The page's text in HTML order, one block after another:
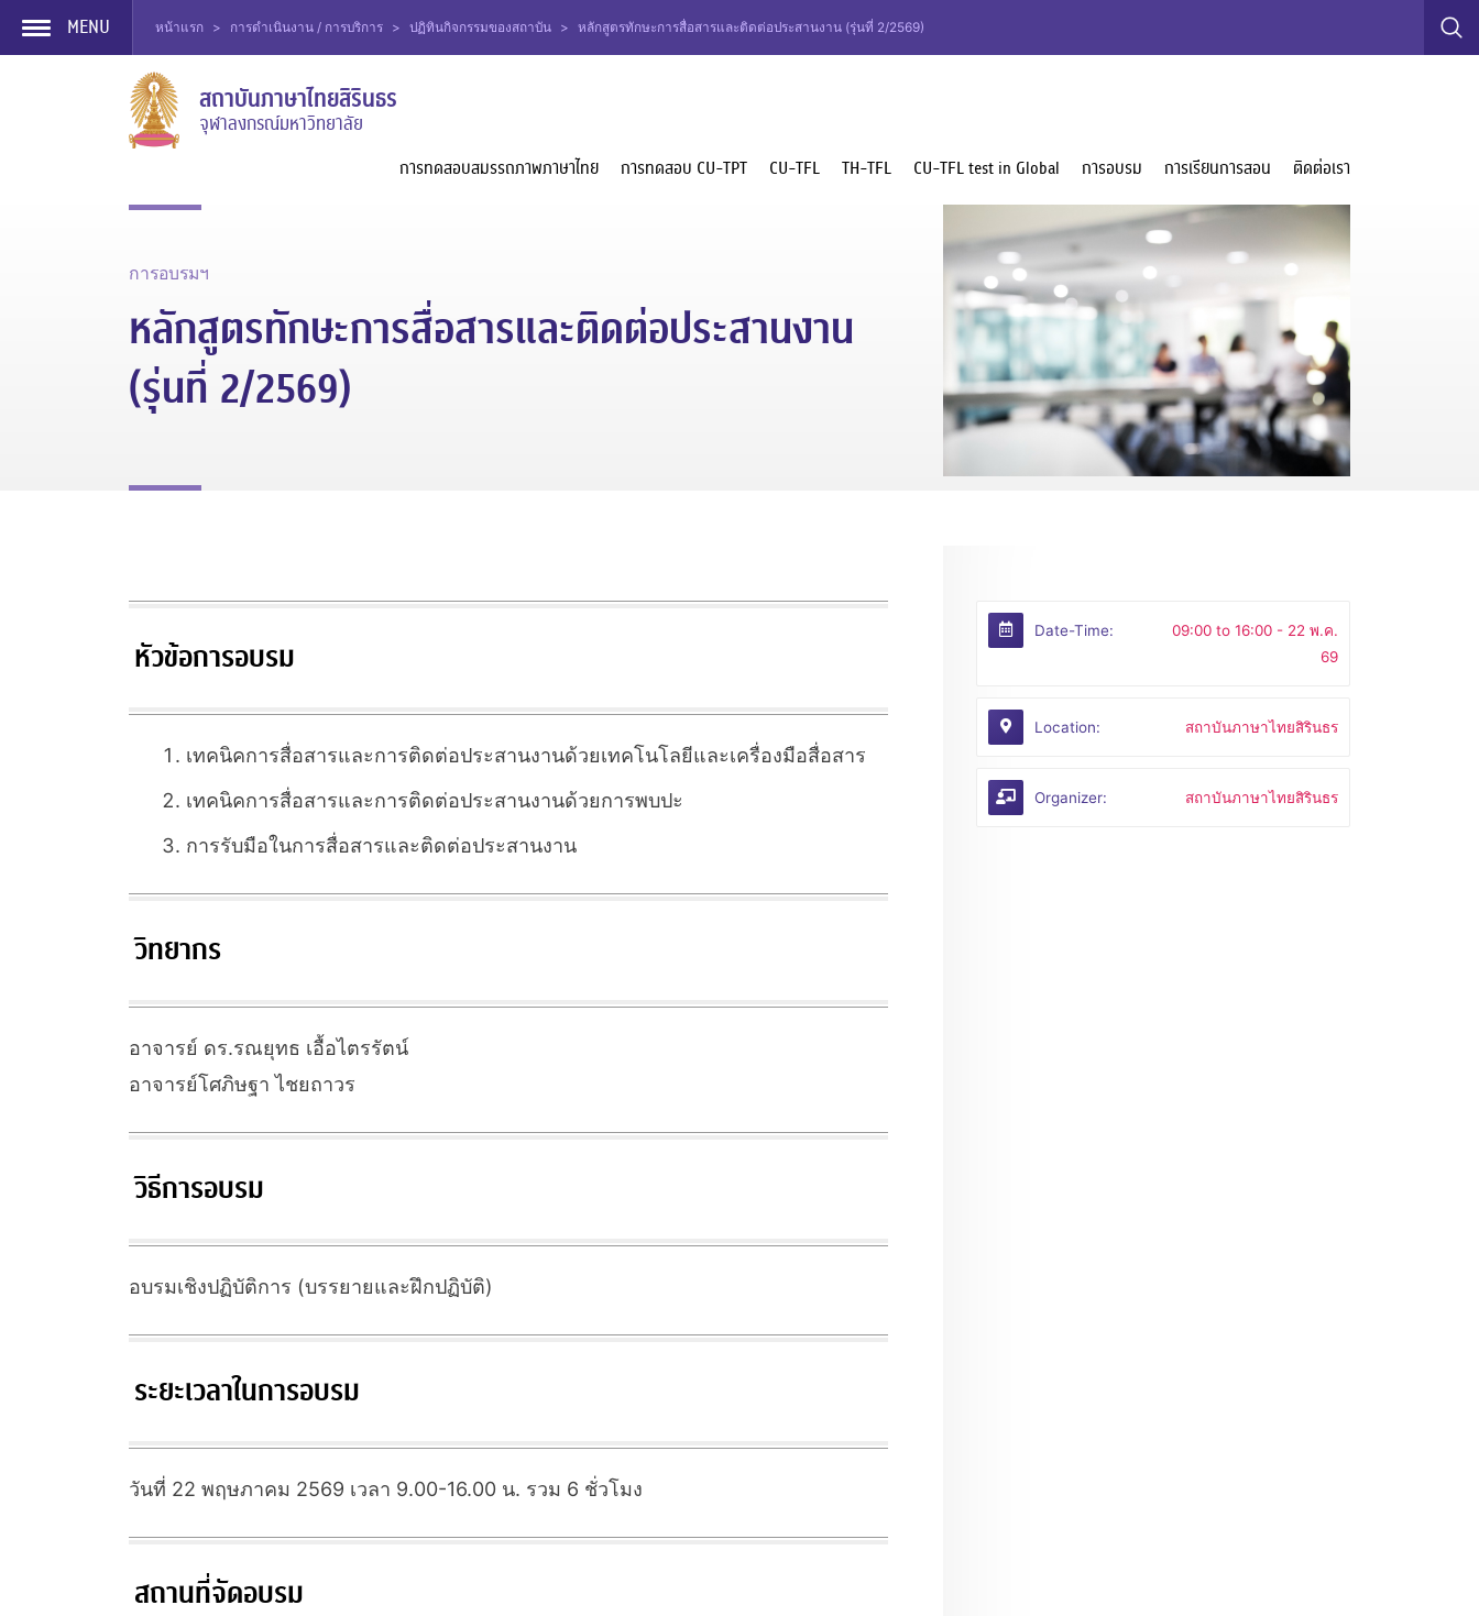
MENU หน้าแรก > การดำเนินงาน / การบริการ > ปฏิทินกิจกรรมของสถาบัน > หลักสูตรทักษะการสื่อสารและติดต่อประสานงาน (รุ่นที่ 2/2569)
สถาบันภาษาไทยสิรินธร
จุฬาลงกรณ์มหาวิทยาลัย
การทดสอบสมรรถภาพภาษาไทย การทดสอบ CU-TPT CU-TFL TH-TFL CU-TFL test in Global การอบรม การเรียนการสอน ติดต่อเรา
การอบรมฯ
หลักสูตรทักษะการสื่อสารและติดต่อประสานงาน
(รุ่นที่ 2/2569)
หัวข้อการอบรม
เทคนิคการสื่อสารและการติดต่อประสานงานด้วยเทคโนโลยีและเครื่องมือสื่อสาร
เทคนิคการสื่อสารและการติดต่อประสานงานด้วยการพบปะ
การรับมือในการสื่อสารและติดต่อประสานงาน
วิทยากร
อาจารย์ ดร.รณยุทธ เอื้อไตรรัตน์
อาจารย์โศภิษฐา ไชยถาวร
วิธีการอบรม
อบรมเชิงปฏิบัติการ (บรรยายและฝึกปฏิบัติ)
ระยะเวลาในการอบรม
วันที่ 22 พฤษภาคม 2569 เวลา 9.00-16.00 น. รวม 6 ชั่วโมง
สถานที่จัดอบรม
Date-Time: 09:00 to 16:00 - 22 พ.ค.
69
Location: สถาบันภาษาไทยสิรินธร
Organizer: สถาบันภาษาไทยสิรินธร